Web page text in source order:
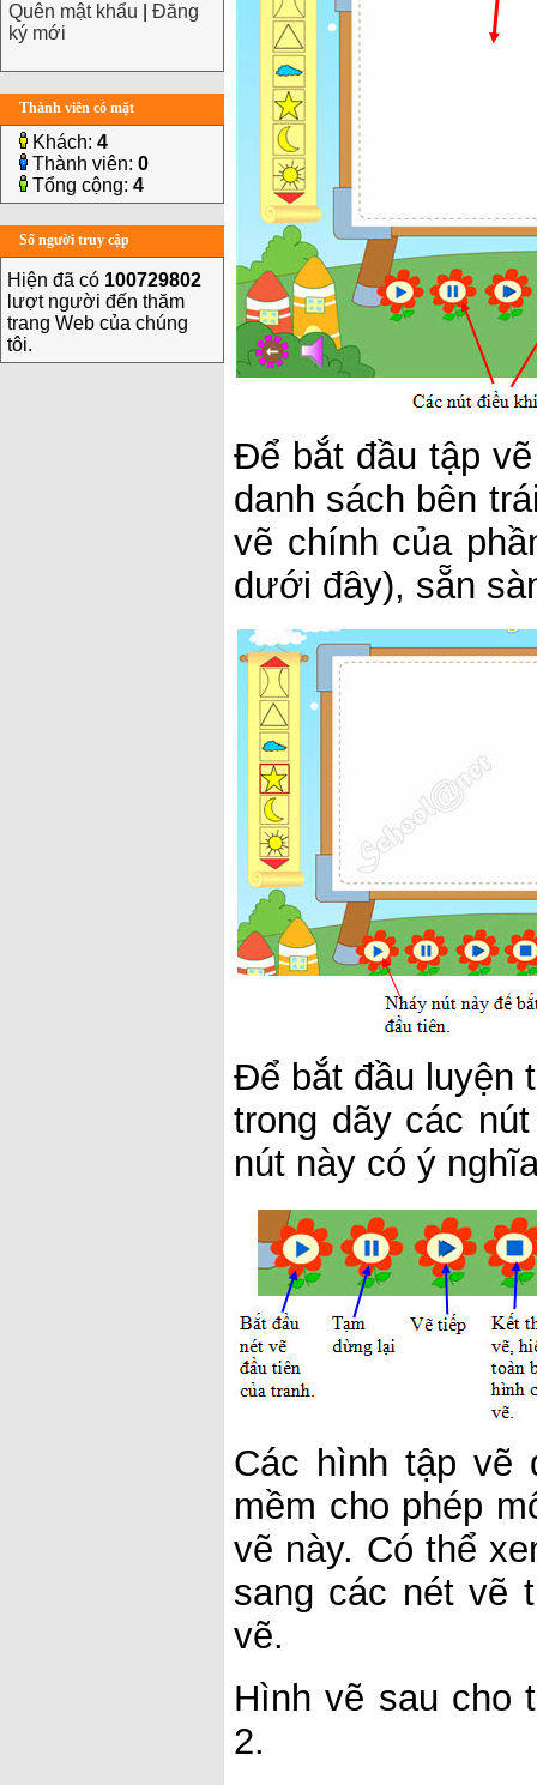
Quên mật khẩu
Đăng
ký mới
Thành viên có mặt
Khách: 4
Thành viên: 0
Tổng cộng: 4
Số người truy cập
Hiện đã có 100729802
lượt người đến thăm
trang Web của chúng
tôi.
Để bắt đầu tập
danh sách bên
vẽ chính của
dưới đây), sẵn
Để bắt đầu luyện
trong dãy các
nút này có ý
Các hình tập vẽ
mềm cho phép
vẽ này. Có thể
sang các nét vẽ
vẽ.
Hình vẽ sau cho
2.